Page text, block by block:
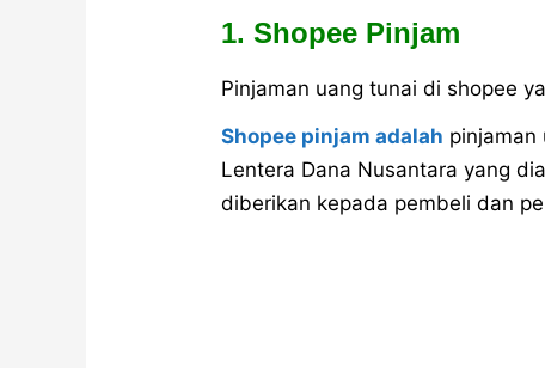
1. Shopee Pinjam
Pinjaman uang tunai di shopee
Shopee pinjam adalah pinjaman
Lentera Dana Nusantara yang
diberikan kepada pembeli dan